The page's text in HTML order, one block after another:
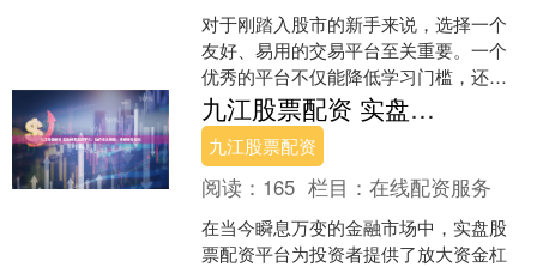
对于刚踏入股市的新手来说，选择一个
友好、易用的交易平台至关重要。一个
优秀的平台不仅能降低学习门槛，还能
帮助投资者更专注于投资决策本身。本
文从界面设计、操作流程、....
九江股票配资 实盘股票配资平台：助你资金倍增，把握投资良机
九江股票配资
阅读： 165 栏目：在线配资服务
在当今瞬息万变的金融市场中，实盘股
票配资平台为投资者提供了放大资金杠